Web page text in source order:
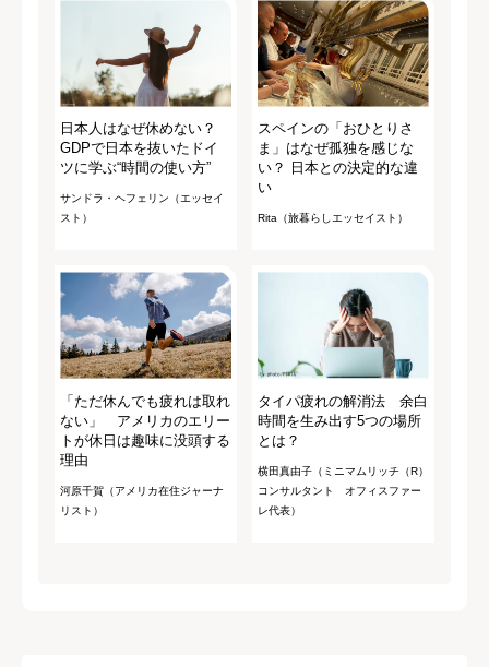
日本人はなぜ休めない？
GDPで日本を抜いたドイ
ツに学ぶ“時間の使い方”
サンドラ・ヘフェリン（エッセイ
スト）
スペインの「おひとりさ
ま」はなぜ孤独を感じな
い？ 日本との決定的な違
い
Rita（旅暮らしエッセイスト）
「ただ休んでも疲れは取れ
ない」 アメリカのエリー
トが休日は趣味に没頭する
理由
河原千賀（アメリカ在住ジャーナ
リスト）
タイパ疲れの解消法 余白
時間を生み出す5つの場所
とは？
横田真由子（ミニマムリッチ（R）
コンサルタント オフィスファー
レ代表）